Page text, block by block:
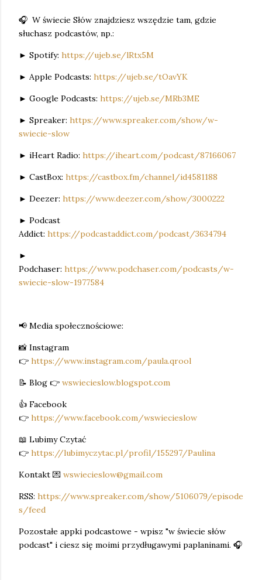
🎧 W świecie Słów znajdziesz wszędzie tam, gdzie
słuchasz podcastów, np.:
► Spotify: https://ujeb.se/lRtx5M
► Apple Podcasts: https://ujeb.se/tOavYK
► Google Podcasts: https://ujeb.se/MRb3ME
► Spreaker: https://www.spreaker.com/show/w-
swiecie-slow
► iHeart Radio: https://iheart.com/podcast/87166067
► CastBox: https://castbox.fm/channel/id4581188
► Deezer: https://www.deezer.com/show/3000222
► Podcast
Addict: https://podcastaddict.com/podcast/3634794
►
Podchaser: https://www.podchaser.com/podcasts/w-
swiecie-slow-1977584
📢 Media społecznościowe:
📸 Instagram
👉 https://www.instagram.com/paula.qrool
📝 Blog 👉 wswiecieslow.blogspot.com
👍 Facebook
👉 https://www.facebook.com/wswiecieslow
📖 Lubimy Czytać
👉 https://lubimyczytac.pl/profil/155297/Paulina
Kontakt 💌 wswiecieslow@gmail.com
RSS: https://www.spreaker.com/show/5106079/episode
s/feed
Pozostałe appki podcastowe - wpisz "w świecie słów
podcast" i ciesz się moimi przydługawymi paplaninami. 🎧